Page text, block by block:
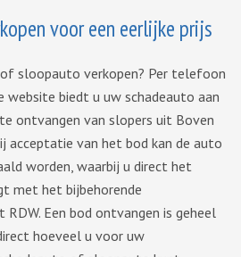
voor een eerlijke prijs
sloopauto verkopen? Per telefoon
biedt u uw schadeauto aan
ontvangen van slopers uit Boven
acceptatie van het bod kan de auto
worden, waarbij u direct het
met het bijbehorende
Een bod ontvangen is geheel
hoeveel u voor uw